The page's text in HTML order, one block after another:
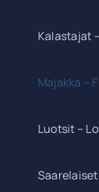
Kalastajat
Majakka –
Luotsit –